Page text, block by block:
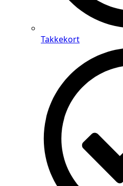
Takkekort